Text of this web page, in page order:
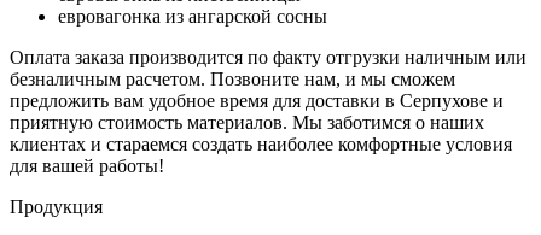
евровагонка из ангарской сосны
Оплата заказа производится по факту отгрузки наличным или
безналичным расчетом. Позвоните нам, и мы сможем
предложить вам удобное время для доставки в Серпухове и
приятную стоимость материалов. Мы заботимся о наших
клиентах и стараемся создать наиболее комфортные условия
для вашей работы!
Продукция